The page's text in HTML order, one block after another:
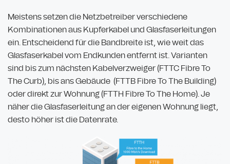
Meistens setzen die Netzbetreiber verschiedene
Kombinationen aus Kupferkabel und Glasfaserleitungen
ein. Entscheidend für die Bandbreite ist, wie weit das
Glasfaserkabel vom Endkunden entfernt ist. Varianten
sind bis zum nächsten Kabelverzweiger (FTTC Fibre To
The Curb), bis ans Gebäude (FTTB Fibre To The Building)
oder direkt zur Wohnung (FTTH Fibre To The Home). Je
näher die Glasfaserleitung an der eigenen Wohnung liegt,
desto höher ist die Datenrate.